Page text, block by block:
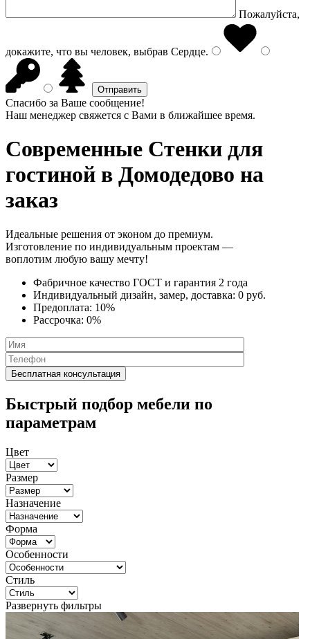
Пожалуйста,
докажите, что вы человек, выбрав Сердце.
Спасибо за Ваше сообщение!
Наш менеджер свяжется с Вами в ближайшее время.
Современные Стенки для
гостиной в Домодедово на
заказ
Идеальные решения от эконом до премиум.
Изготовление по индивидуальным проектам —
воплотим любую вашу мечту!
Фабричное качество ГОСТ и гарантия 2 года
Индивидуальный дизайн, замер, доставка: 0 руб.
Предоплата: 10%
Рассрочка: 0%
Быстрый подбор мебели по
параметрам
Цвет
Размер
Назначение
Форма
Особенности
Стиль
Развернуть фильтры